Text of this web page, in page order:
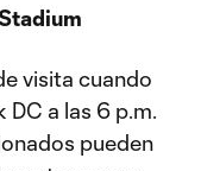
visita cuando
a las 6 p.m.
pueden